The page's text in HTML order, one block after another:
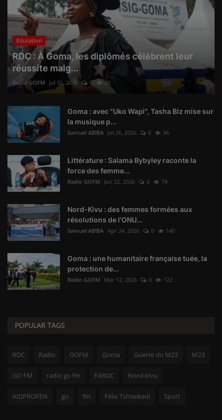
Education
RDC : À Goma, les diplômés célèbrent leur
réussite malg...
Radio GOFM Jul 31, 2026 0 30
Goma : avec "Uko Wapi", Tasha Biz mise sur
la musique p...
Samuel ABIBA Jul 26, 2026 0 96
Littérature : Salama Bybyley raconte la
force des femme...
Radio GOFM Jun 22, 2026 0 74
Nord-Kivu : des femmes formées aux
résolutions de l’ONU...
Samuel ABIBA Apr 24, 2026 0 140
Goma : une humanitaire française tuée, la
protection de...
Radio GOFM Mar 12, 2026 0 122
POPULAR TAGS
RDC Radio GOFM Goma Guerre du M23 M23
GO FM radio go fm FARDC Nord-kivu
AIDPROFEN go fm Félix Tshisekedi Sport